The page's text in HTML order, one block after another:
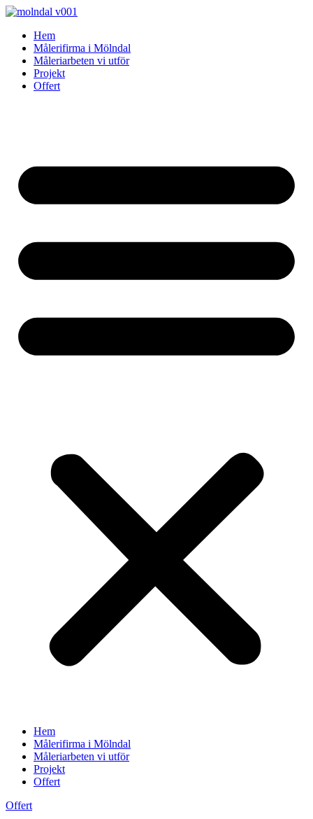
Skip
contentHem
Målerifirma i Mölndal
Måleriarbeten vi utför
Projekt
Offert
Hem
Målerifirma i Mölndal
Måleriarbeten vi utför
Projekt
Offert
Offert